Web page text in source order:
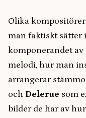
Olika
man faktiskt sätter
komponerandet
melodi, hur man
arrangerar
och Delerue som
bilder de har av